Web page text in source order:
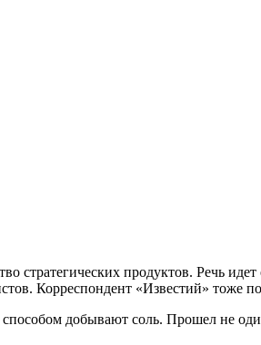
продуктов. Речь
Корреспондент «Известий» тоже
добывают соль. Прошел не